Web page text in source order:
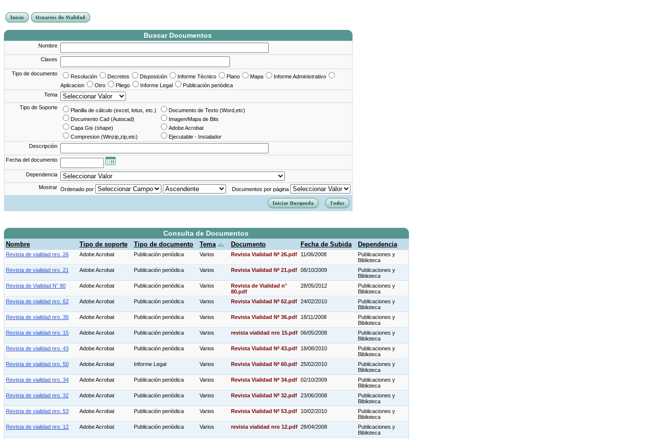
Buscar Documentos
Nombre
Claves
Tipo de documento Resolución Decretos Disposición Informe Técnico Plano Mapa
Informe Administrativo
Aplicacion
Otro Pliego Informe Legal
Publicación periódica
Tema
Tipo de Soporte Planilla de cálculo (excel, lotus, etc.)
Documento de Texto (Word,etc)
Documento Cad (Autocad)
Imagen/Mapa de Bits
Capa Gis (shape)
Adobe Acrobat
Compresion (Winzip,zip,etc)
Ejecutable - Instalador
Descripción
Fecha del documento
Dependencia
Mostrar Ordenado por Documentos por página
Consulta de Documentos
Nombre Tipo de soporte Tipo de documento Tema Documento Fecha de Subida Dependencia
Revista de vialidad nro. 26 Adobe Acrobat Publicación periódica Varios Revista Vialidad Nº 26.pdf 11/06/2008
Publicaciones y
Biblioteca
Revista de vialidad nro. 21
Adobe Acrobat Publicación periódica Varios Revista Vialidad Nº 21.pdf 08/10/2009
Publicaciones y
Biblioteca
Revista de Vialidad N° 80
Adobe Acrobat Publicación periódica Varios
Revista de Vialidad n°
80.pdf
28/05/2012
Publicaciones y
Biblioteca
Revista de vialidad nro. 62
Adobe Acrobat Publicación periódica Varios Revista Vialidad Nº 62.pdf 24/02/2010
Publicaciones y
Biblioteca
Revista de vialidad nro. 36
Adobe Acrobat Publicación periódica Varios Revista Vialidad Nº 36.pdf 18/11/2008
Publicaciones y
Biblioteca
Revista de vialidad nro. 15
Adobe Acrobat Publicación periódica Varios revista vialidad nro 15.pdf 06/05/2008
Publicaciones y
Biblioteca
Revista de vialidad nro. 43
Adobe Acrobat Publicación periódica Varios Revista Vialidad Nº 43.pdf 18/08/2010
Publicaciones y
Biblioteca
Revista de vialidad nro. 50
Adobe Acrobat Informe Legal Varios Revista Vialidad Nº 60.pdf 25/02/2010
Publicaciones y
Biblioteca
Revista de vialidad nro. 34
Adobe Acrobat Publicación periódica Varios Revista Vialidad Nº 34.pdf 02/10/2009
Publicaciones y
Biblioteca
Revista de vialidad nro. 32
Adobe Acrobat Publicación periódica Varios Revista Vialidad Nº 32.pdf 23/06/2008
Publicaciones y
Biblioteca
Revista de vialidad nro. 53
Adobe Acrobat Publicación periódica Varios Revista Vialidad Nº 53.pdf 10/02/2010
Publicaciones y
Biblioteca
Revista de vialidad nro. 12
Adobe Acrobat Publicación periódica Varios revista vialidad nro 12.pdf 28/04/2008
Publicaciones y
Biblioteca